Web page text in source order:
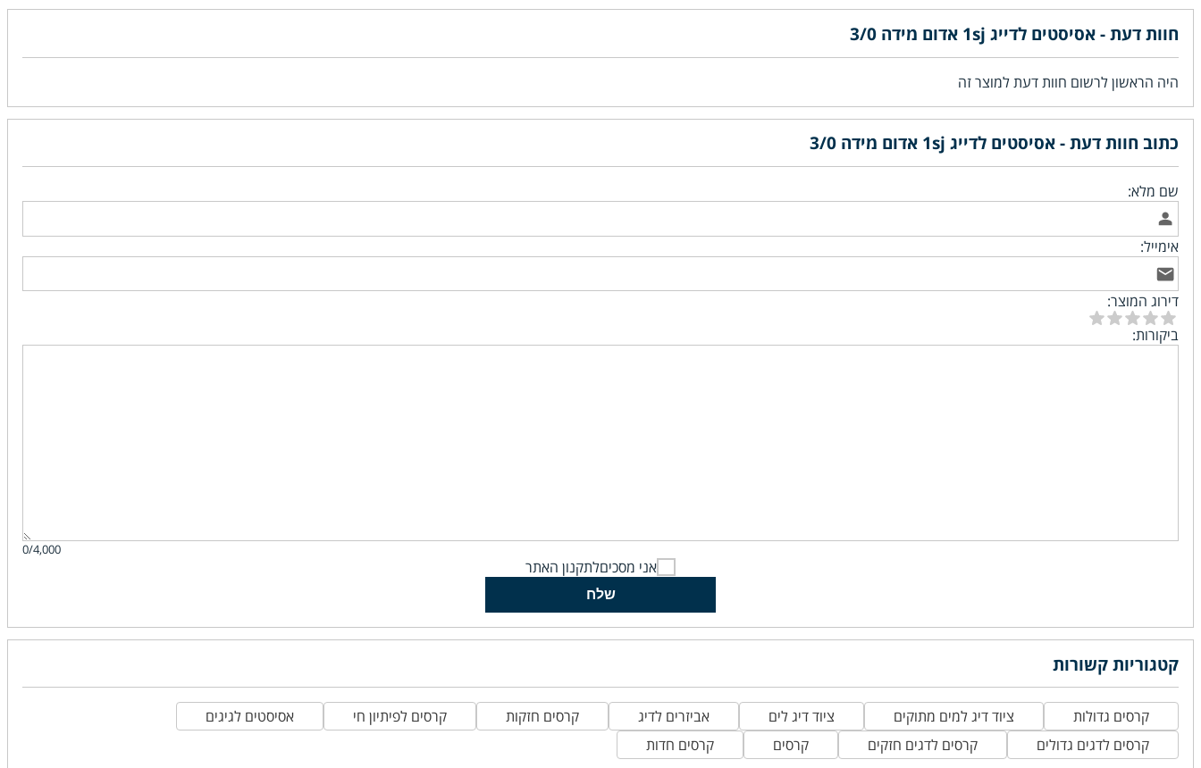
חוות דעת - אסיסטים לדייג 1sj אדום מידה 3/0
היה הראשון לרשום חוות דעת למוצר זה
כתוב חוות דעת - אסיסטים לדייג 1sj אדום מידה 3/0
שם מלא:
אימייל:
דירוג המוצר:
ביקורות:
0/4,000
אני מסכיםלתקנון האתר
שלח
קטגוריות קשורות
קרסים גדולות ציוד דיג למים מתוקים ציוד דיג לים אביזרים לדיג קרסים חזקות קרסים לפיתיון חי
אסיסטים לגיגים
קרסים לדגים גדולים
קרסים לדגים חזקים קרסים קרסים חדות